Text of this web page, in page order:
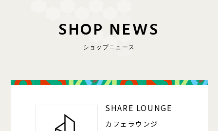
SHOP NEWS
ショップニュース
150
SHARE LOUNGE
カフェラウンジ